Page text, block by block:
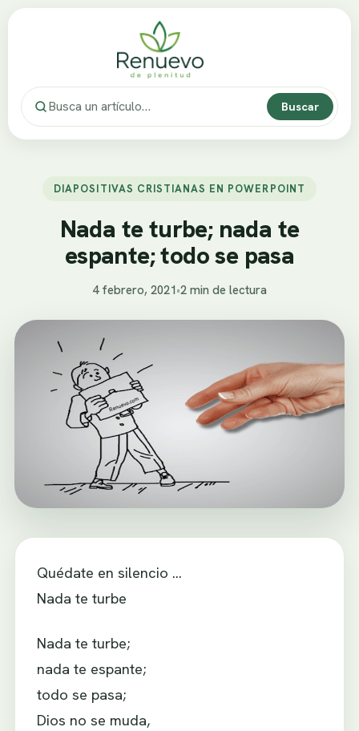
Buscar
DIAPOSITIVAS CRISTIANAS EN POWERPOINT
Nada te turbe; nada te
espante; todo se pasa
4 febrero, 2021•2 min de lectura
Quédate en silencio …
Nada te turbe
Nada te turbe;
nada te espante;
todo se pasa;
Dios no se muda,